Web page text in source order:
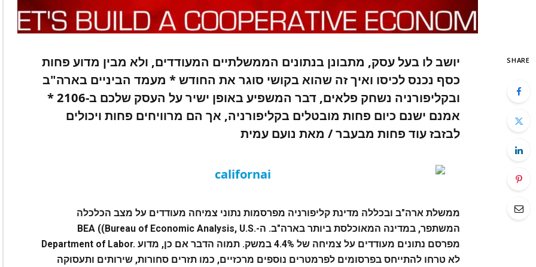
SHARE
יושב לו בעל עסק, מתבונן בנתונים הממשלתיים המעודדים, ולא מבין מדוע פחות
כסף נכנס לכיסו ואיך זה שהוא בקושי סוגר את החודש * מעמד הביניים בארה"ב
ובקליפורניה נשחק פלאים, דבר המשפיע באופן ישיר על העסק שלכם ב-2106 *
אמנם ישנם כיום פחות מובטלים בקליפורניה, אך הם מרוויחים פחות ויכולים
לבזבז עוד פחות מבעבר / מאת נועם עמית
ממשלת ארה"ב ובכללה מדינת קליפורניה מפרסמות נתוני צמיחה מעודדים על מצב הכלכלה
המשתפר, במדינה המאוכלסת ביותר בארה"ב. ה-BEA‬ (‪(‪Bureau of Economic Analysis, U.S.
Department of Labor.‬ מפרסם נתונים מעודדים על צמיחה של 4.4% במשק. תמוה הדבר אם כן, מדוע
לא טרחו להתייחס בפרסומים לפרמטרים נוספים מרכזיים, כמו תזרים סחורות, שירותים ותעסוקה